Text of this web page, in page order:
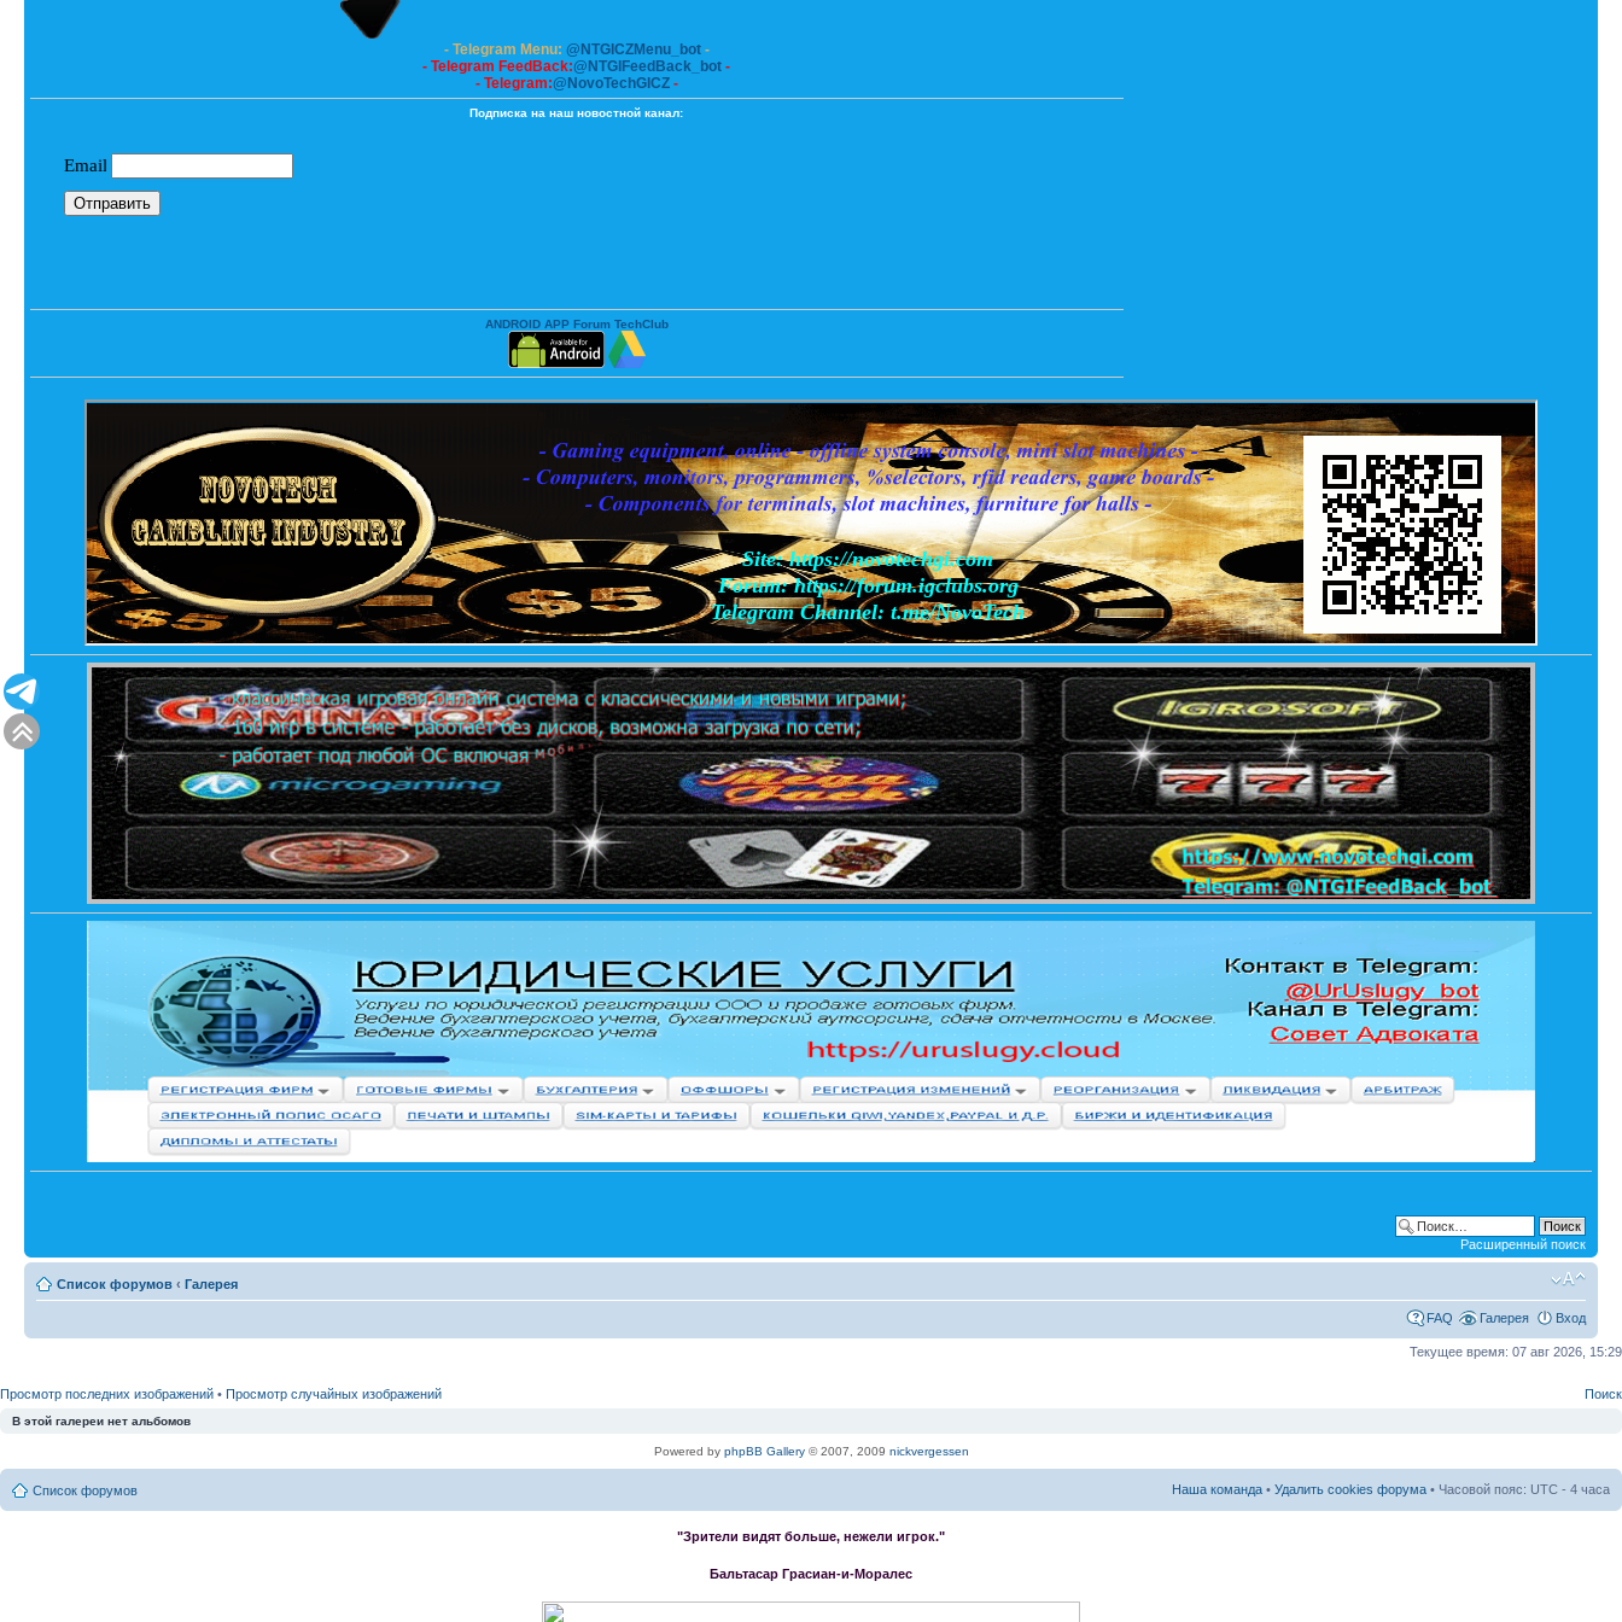
- Telegram Menu: @NTGICZMenu_bot-
- Telegram FeedBack:@NTGIFeedBack_bot -
- Telegram:@NovoTechGICZ-
Подписка на наш новостной канал:
ANDROID APP Forum TechClub
Расширенный поиск
Список форумов ‹ Галерея
FAQ Галерея Вход
Текущее время: 07 авг 2026, 15:29
Просмотр последних изображений • Просмотр случайных изображений Поиск
В этой галереи нет альбомов
Powered by phpBB Gallery© 2007, 2009 nickvergessen
Список форумов Наша команда • Удалить cookies форума • Часовой пояс: UTC - 4 часа
"Зрители видят больше, нежели игрок."
Бальтасар Грасиан-и-Моралес